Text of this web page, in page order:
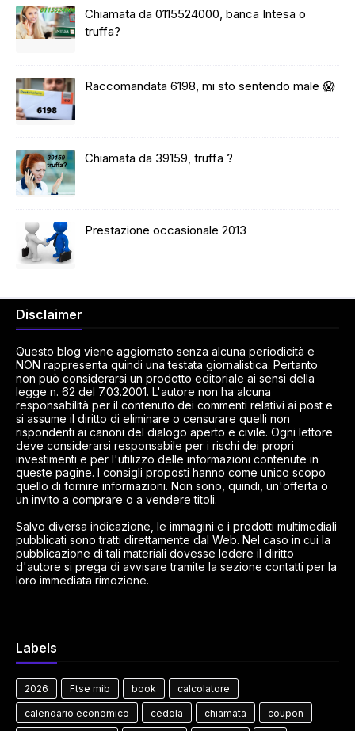
Chiamata da 0115524000, banca Intesa o
truffa?
Raccomandata 6198, mi sto sentendo male 😱
Chiamata da 39159, truffa ?
Prestazione occasionale 2013
Disclaimer
Questo blog viene aggiornato senza alcuna periodicità e
NON rappresenta quindi una testata giornalistica. Pertanto
non può considerarsi un prodotto editoriale ai sensi della
legge n. 62 del 7.03.2001. L'autore non ha alcuna
responsabilità per il contenuto dei commenti relativi ai post e
si assume il diritto di eliminare o censurare quelli non
rispondenti ai canoni del dialogo aperto e civile. Ogni lettore
deve considerarsi responsabile per i rischi dei propri
investimenti e per l'utilizzo delle informazioni contenute in
queste pagine. I consigli proposti hanno come unico scopo
quello di fornire informazioni. Non sono, quindi, un'offerta o
un invito a comprare o a vendere titoli.
Salvo diversa indicazione, le immagini e i prodotti multimediali
pubblicati sono tratti direttamente dal Web. Nel caso in cui la
pubblicazione di tali materiali dovesse ledere il diritto
d'autore si prega di avvisare tramite la sezione contatti per la
loro immediata rimozione.
Labels
2026 Ftse mib book calcolatore
calendario economico cedola chiamata coupon